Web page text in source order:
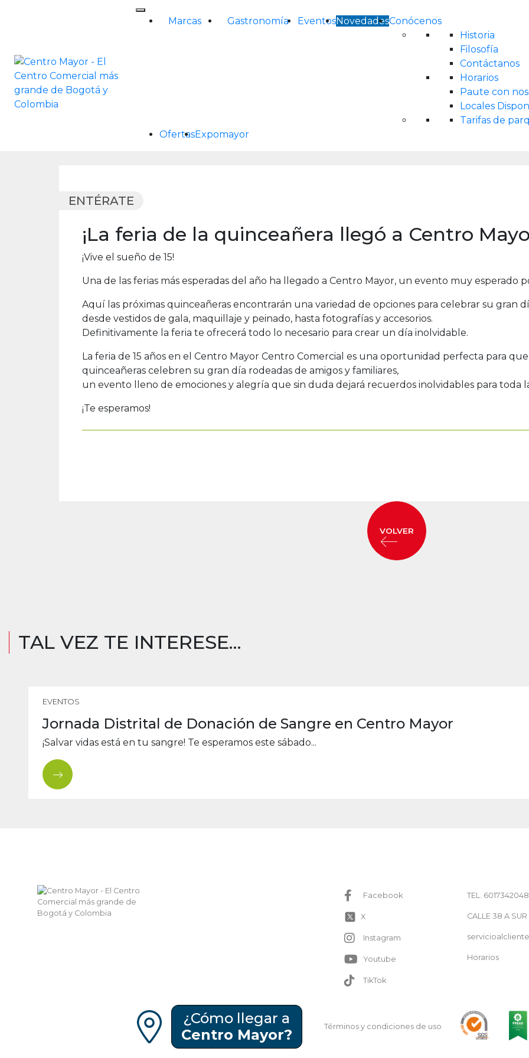
Marcas Gastronomía EventosNovedadesConócenos
Historia
Filosofía
Contáctanos
Horarios
Paute con
Locales
Tarifas de
OfertasExpomayor
ENTÉRATE
¡La feria de la quinceañera llegó a Centro
¡Vive el sueño de 15!
Una de las ferias más esperadas del año ha llegado a Centro Mayor, un evento muy esperado
Aquí las próximas quinceañeras encontrarán una variedad de opciones para celebrar su gran
desde vestidos de gala, maquillaje y peinado, hasta fotografías y accesorios.
Definitivamente la feria te ofrecerá todo lo necesario para crear un día inolvidable.
La feria de 15 años en el Centro Mayor Centro Comercial es una oportunidad perfecta para que
quinceañeras celebren su gran día rodeadas de amigos y familiares,
un evento lleno de emociones y alegría que sin duda dejará recuerdos inolvidables para toda
¡Te esperamos!
VOLVER
TAL VEZ TE INTERESE...
EVENTOS
Jornada Distrital de Donación de Sangre en Centro Mayor
¡Salvar vidas está en tu sangre! Te esperamos este sábado...
Facebook
X
Instagram
Youtube
TikTok
TEL. 6017342048
CALLE 38 A
Horarios
¿Cómo llegar a
Centro Mayor?
Términos y condiciones de uso